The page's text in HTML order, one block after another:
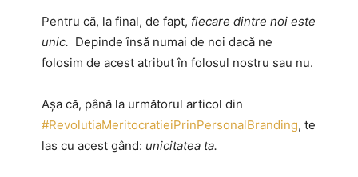
Pentru că, la final, de fapt, fiecare dintre noi este
unic. Depinde însă numai de noi dacă ne
folosim de acest atribut în folosul nostru sau nu.
Așa că, până la următorul articol din
#RevolutiaMeritocratieiPrinPersonalBranding, te
las cu acest gând: unicitatea ta.